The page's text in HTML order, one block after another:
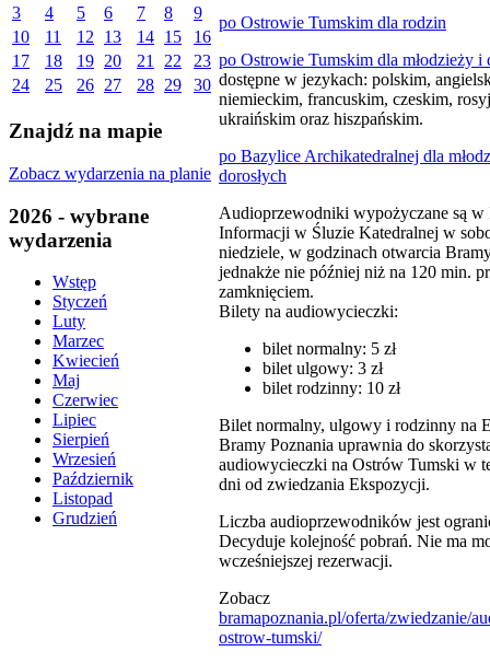
3
4 5 6 7 8
9
10
11 12 13 14 15
16
17
18 19 20 21 22
23
24
25 26 27 28 29 30
Znajdź na mapie
Zobacz wydarzenia na planie
2026 - wybrane
wydarzenia
Wstęp
Styczeń
Luty
Marzec
Kwiecień
Maj
Czerwiec
Lipiec
Sierpień
Wrzesień
Październik
Listopad
Grudzień
po Ostrowie Tumskim dla rodzin
po Ostrowie Tumskim dla młodzieży i
dostępne w jezykach: polskim,
niemieckim, francuskim, czeskim,
ukraińskim oraz hiszpańskim.
po Bazylice Archikatedralnej dla
dorosłych
Audioprzewodniki wypożyczane są w
Informacji w Śluzie Katedralnej w
niedziele, w godzinach otwarcia
jednakże nie później niż na 120 min.
zamknięciem.
Bilety na audiowycieczki:
bilet normalny: 5 zł
bilet ulgowy: 3 zł
bilet rodzinny: 10 zł
Bilet normalny, ulgowy i rodzinny na
Bramy Poznania uprawnia do
audiowycieczki na Ostrów Tumski w
dni od zwiedzania Ekspozycji.
Liczba audioprzewodników jest
Decyduje kolejność pobrań. Nie ma
wcześniejszej rezerwacji.
Zobacz
bramapoznania.pl/oferta/zwiedzanie/
ostrow-tumski/